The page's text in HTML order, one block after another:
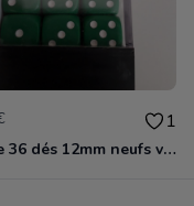
1
Boite 36 dés 12mm neufs verts